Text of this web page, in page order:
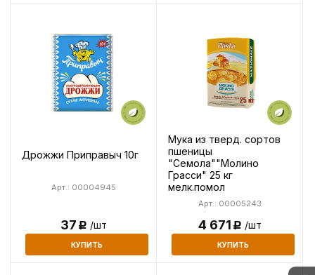
Дрожжи Приправыч 10г
Арт.: 00004945
37Р /шт
КУПИТЬ
Мука из тверд. сортов
пшеницы
"Семола""Молино
Грасси" 25 кг
мелк.помол
Арт.: 00005243
4 671Р /шт
КУПИТЬ